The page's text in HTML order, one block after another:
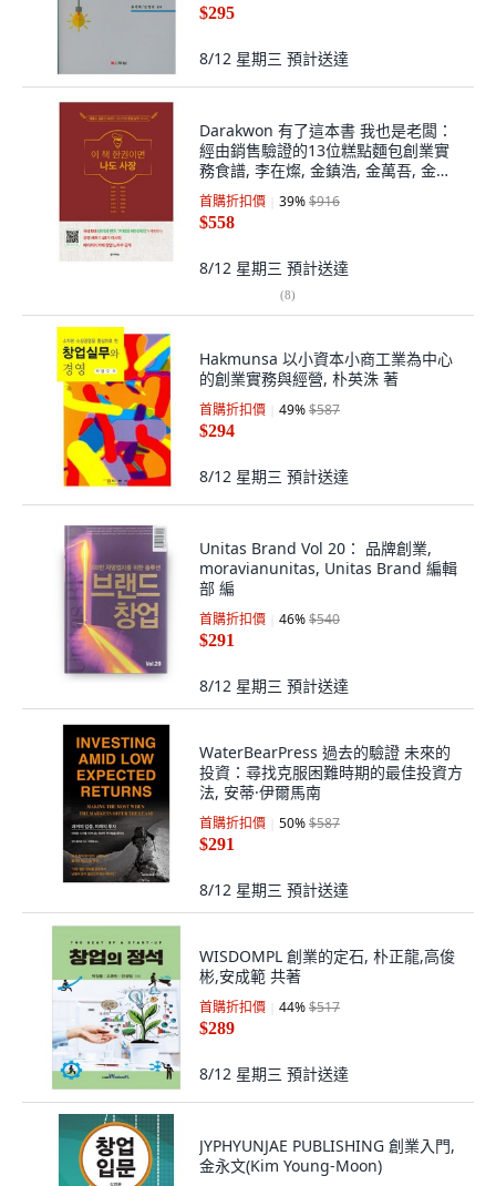
$295
8/12 星期三 預計送達
Darakwon 有了這本書 我也是老闆：
經由銷售驗證的13位糕點麵包創業實
務食譜, 李在燦, 金鎮浩, 金萬吾, 金昌
錫, 蘇洪武, 禹孝英, 柳承惠, 尹鍾贊, 李
光洙, 李淳基, 李鎭燮, 鄭官鎬, 鄭現采
首購折扣價 39%$916
$558
8/12 星期三 預計送達
(8)
Hakmunsa 以小資本小商工業為中心
的創業實務與經營, 朴英洙 著
首購折扣價 49%$587
$294
8/12 星期三 預計送達
Unitas Brand Vol 20： 品牌創業,
moravianunitas, Unitas Brand 編輯
部 編
首購折扣價 46%$540
$291
8/12 星期三 預計送達
WaterBearPress 過去的驗證 未來的
投資：尋找克服困難時期的最佳投資方
法, 安蒂·伊爾馬南
首購折扣價 50%$587
$291
8/12 星期三 預計送達
WISDOMPL 創業的定石, 朴正龍,高俊
彬,安成範 共著
首購折扣價 44%$517
$289
8/12 星期三 預計送達
JYPHYUNJAE PUBLISHING 創業入門,
金永文(Kim Young-Moon)